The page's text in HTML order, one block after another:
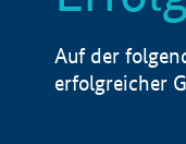
Auf der
erfolgreicher